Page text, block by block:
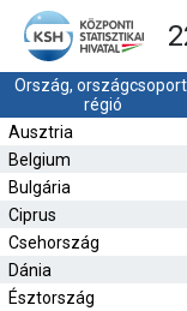
Ország,
régió
Ausztria
Belgium
Bulgária
Ciprus
Csehország
Dánia
Észtország